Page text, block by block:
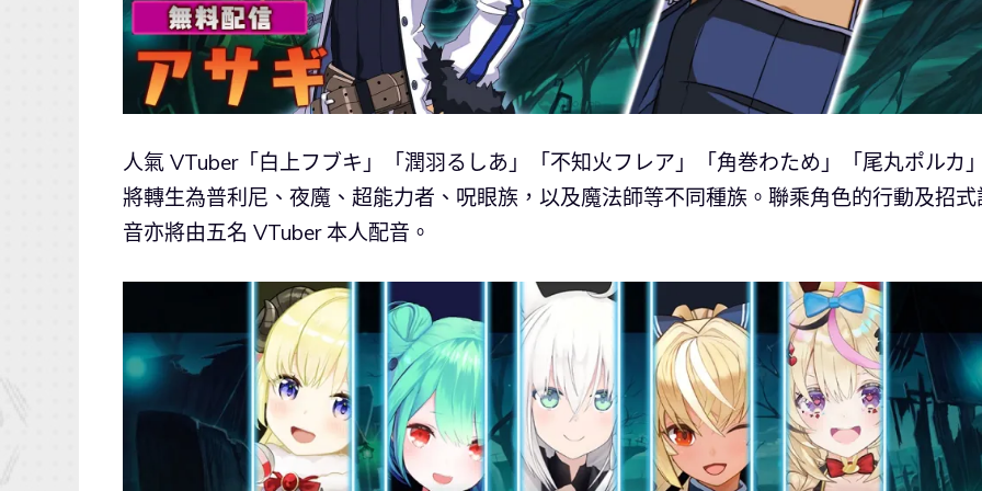
人氣 VTuber「白上フブキ」「潤羽るしあ」「不知火フレア」「角巻わため」「尾丸ポルカ
將轉生為普利尼、夜魔、超能力者、呪眼族，以及魔法師等不同種族。聯乘角色的行動及招式
音亦將由五名 VTuber 本人配音。